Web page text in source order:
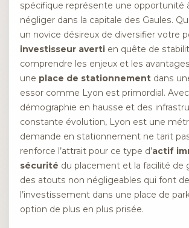
spécifique représente une opportunité
négliger dans la capitale des Gaules.
un novice désireux de diversifier votre
investisseur averti en quête de
comprendre les enjeux et les
une place de stationnement dans
essor comme Lyon est primordial.
démographie en hausse et des
constante évolution, Lyon est une
demande en stationnement ne tarit
renforce l’attrait pour ce type d’actif
sécurité du placement et la facilité de
des atouts non négligeables qui font de
l’investissement dans une place de
option de plus en plus prisée.